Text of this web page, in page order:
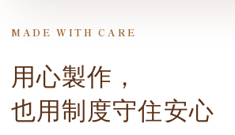
MADE WITH CARE
用心製作，
也用制度守住安心